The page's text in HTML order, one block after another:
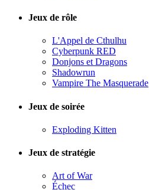
Jeux de rôle
L'Appel de Cthulhu
Cyberpunk RED
Donjons et Dragons
Shadowrun
Vampire The Masquerade
Jeux de soirée
Exploding Kitten
Jeux de stratégie
Art of War
Échec